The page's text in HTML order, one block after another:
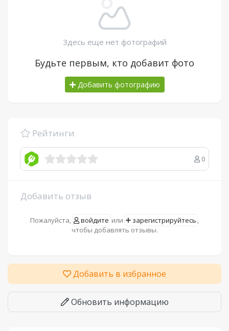
Здесь еще нет фотографий
Будьте первым, кто добавит фото
Добавить фотографию
Рейтинги
0
Добавить отзыв
Пожалуйста, войдите или зарегистрируйтесь ,
чтобы добавлять отзывы.
Добавить в избранное
Обновить информацию